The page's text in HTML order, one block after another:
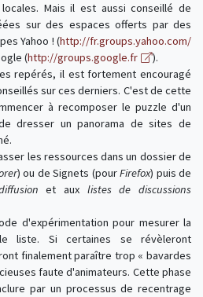
Mais il est aussi conseillé de
sur des espaces offerts par des
Yahoo ! (http://fr.groups.yahoo.com/
(http://groups.google.fr
).
repérés, il est fortement encouragé
sur ces derniers. C'est de cette
à recomposer le puzzle d'un
dresser un panorama de sites de
les ressources dans un dossier de
) ou de Signets (pourFirefox) puis de
et aux listes de discussions
d'expérimentation pour mesurer la
liste. Si certaines se révèleront
finalement paraître trop « bavardes
faute d'animateurs. Cette phase
par un processus de recentrage